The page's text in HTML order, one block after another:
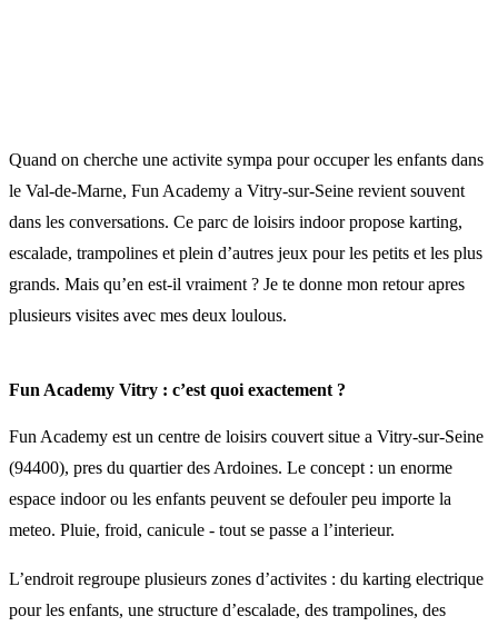
Quand on cherche une activite sympa pour occuper les enfants dans
le Val-de-Marne, Fun Academy a Vitry-sur-Seine revient souvent
dans les conversations. Ce parc de loisirs indoor propose karting,
escalade, trampolines et plein d’autres jeux pour les petits et les plus
grands. Mais qu’en est-il vraiment ? Je te donne mon retour apres
plusieurs visites avec mes deux loulous.
Fun Academy Vitry : c’est quoi exactement ?
Fun Academy est un centre de loisirs couvert situe a Vitry-sur-Seine
(94400), pres du quartier des Ardoines. Le concept : un enorme
espace indoor ou les enfants peuvent se defouler peu importe la
meteo. Pluie, froid, canicule - tout se passe a l’interieur.
L’endroit regroupe plusieurs zones d’activites : du karting electrique
pour les enfants, une structure d’escalade, des trampolines, des